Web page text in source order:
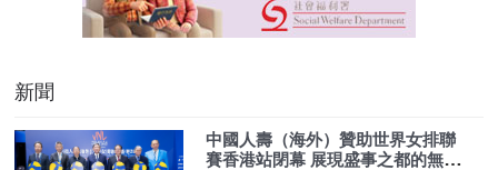
新聞
中國人壽（海外）贊助世界女排聯
賽香港站閉幕 展現盛事之都的無限